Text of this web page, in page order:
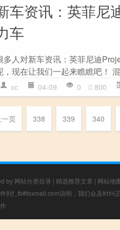
车资讯：英菲尼
车
多人对新车资讯：英菲尼迪
，现在让我们一起来瞧瞧吧！
xc 04-09 0 800
页 338 339 340
by 网站分类目录 | 精选推荐文章 | 网站地
到f_fb#foxmail.com说明，我们会及时纠